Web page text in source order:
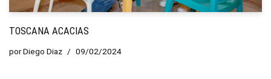
TOSCANA ACACIAS
porDiego Diaz 09/02/2024